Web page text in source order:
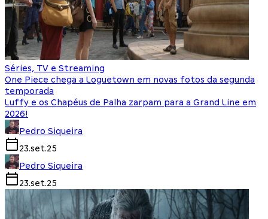
Séries, TV e Streaming
One Piece chega a Loguetown em novas fotos da segunda
temporada
Luffy e os Chapéus de Palha zarpam para a Grand Line em
2026!
Pedro Siqueira
23.set.25
Pedro Siqueira
23.set.25